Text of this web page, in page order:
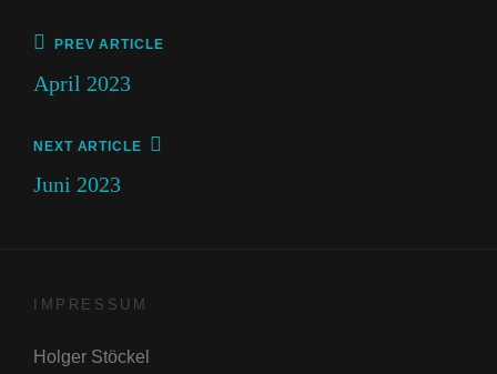
Beitragsnavigation
Previous
PREV ARTICLE
April 2023
Next
NEXT ARTICLE
Juni 2023
IMPRESSUM
Holger Stöckel